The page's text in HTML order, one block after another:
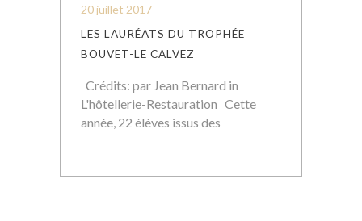
20 juillet 2017
LES LAURÉATS DU TROPHÉE
BOUVET-LE CALVEZ
Crédits: par Jean Bernard in
L'hôtellerie-Restauration Cette
année, 22 élèves issus des